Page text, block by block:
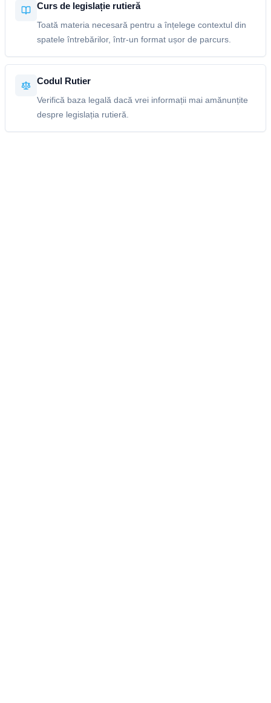
Curs de legislație rutieră
Toată materia necesară pentru a înțelege contextul din
spatele întrebărilor, într-un format ușor de parcurs.
Codul Rutier
Verifică baza legală dacă vrei informații mai amănunțite
despre legislația rutieră.